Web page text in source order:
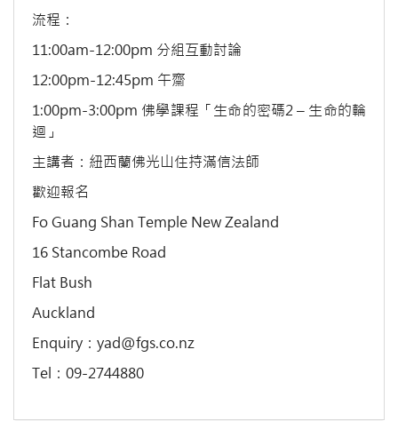
流程：
11:00am-12:00pm 分組互動討論
12:00pm-12:45pm 午齋
1:00pm-3:00pm 佛學課程「生命的密碼2 – 生命的輪
迴」
主講者：紐西蘭佛光山住持滿信法師
歡迎報名
Fo Guang Shan Temple New Zealand
16 Stancombe Road
Flat Bush
Auckland
Enquiry：yad@fgs.co.nz
Tel：09-2744880